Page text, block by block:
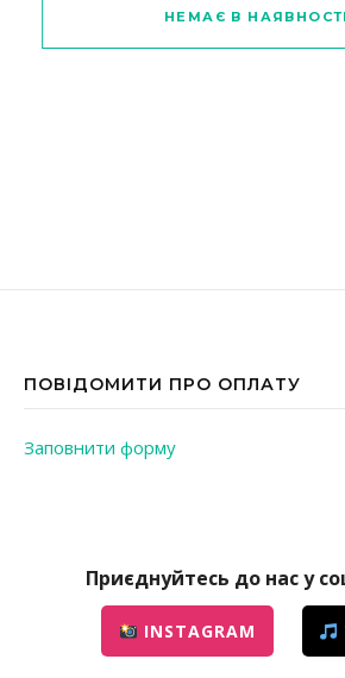
НЕМАЄ В НАЯВНОСТІ
ПОВІДОМИТИ ПРО ОПЛАТУ
Заповнити форму
Приєднуйтесь до нас у
INSTAGRAM